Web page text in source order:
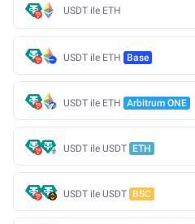
USDT ile ETH
USDT ile ETH Base
USDT ile ETH Arbitrum ONE
USDT ile USDT ETH
USDT ile USDT BSC